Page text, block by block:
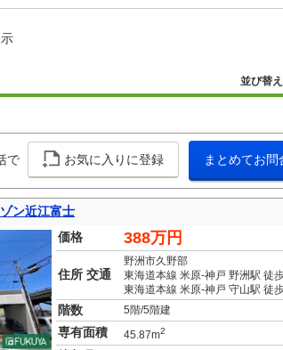
並び替え
で お気に入りに登録 まとめてお問
ゾン近江富士
価格
388万円
住所 交通
野洲市久野部
東海道本線 米原-神戸 野洲駅 徒
東海道本線 米原-神戸 守山駅 徒
階数 5階/5階建
専有面積 45.87m2